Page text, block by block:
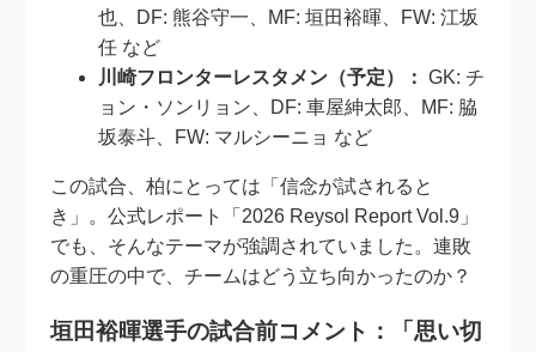
也、DF: 熊谷守一、MF: 垣田裕暉、FW: 江坂
任 など
川崎フロンターレスタメン（予定）： GK: チ
ョン・ソンリョン、DF: 車屋紳太郎、MF: 脇
坂泰斗、FW: マルシーニョ など
この試合、柏にとっては「信念が試されると
き」。公式レポート「2026 Reysol Report Vol.9」
でも、そんなテーマが強調されていました。連敗
の重圧の中で、チームはどう立ち向かったのか？
垣田裕暉選手の試合前コメント：「思い切